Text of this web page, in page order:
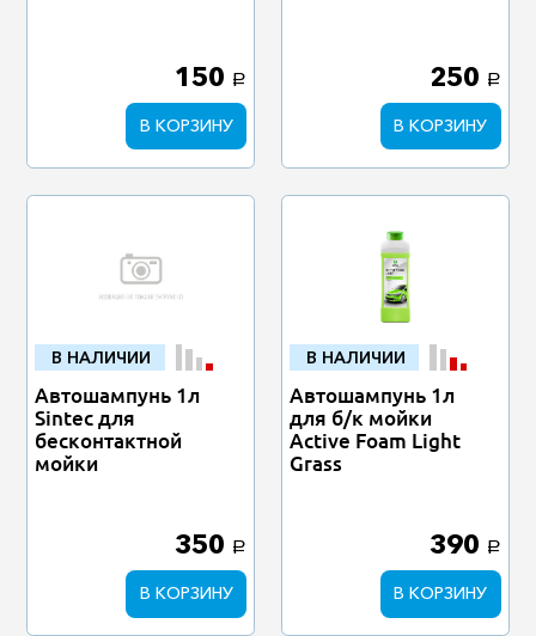
150 a
В КОРЗИНУ
250 a
В КОРЗИНУ
В НАЛИЧИИ
Автошампунь 1л
Sintec для
бесконтактной
мойки
350 a
В КОРЗИНУ
В НАЛИЧИИ
Автошампунь 1л
для б/к мойки
Active Foam Light
Grass
390 a
В КОРЗИНУ